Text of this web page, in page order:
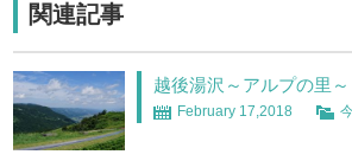
関連記事
越後湯沢～アルプの里～
February 17,2018